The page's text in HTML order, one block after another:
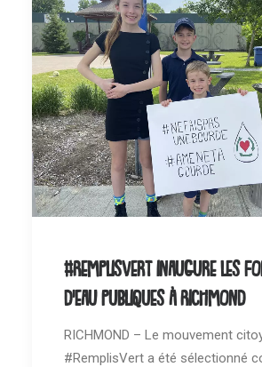
#RemplisVert inaugure les
d’eau publiques à Richmond
RICHMOND – Le mouvement
#RemplisVert a été sélectionné